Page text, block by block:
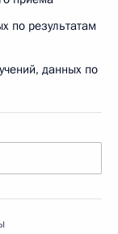
по результатам
данных по